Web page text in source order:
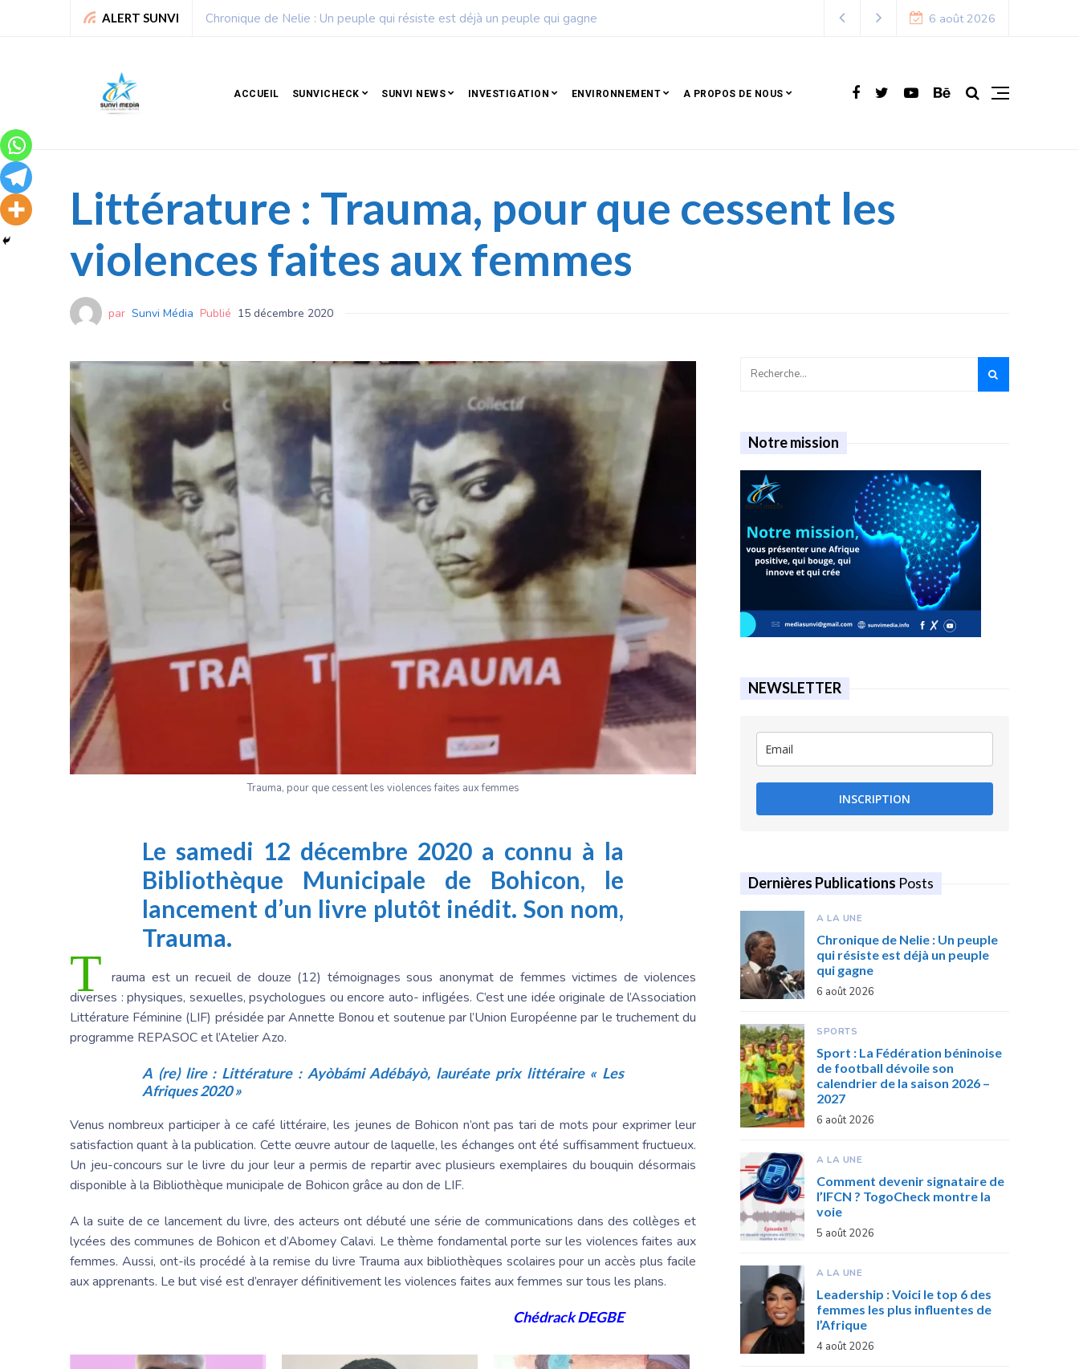
ALERT SUNVI Sport : La Fédération béninoise de football dévoile son calendrier de la saison 2026 – 2027 6 août 2026
ACCUEIL SUNVICHECK SUNVI NEWS INVESTIGATION ENVIRONNEMENT A PROPOS DE NOUS
Littérature : Trauma, pour que cessent les
violences faites aux femmes
par Sunvi Média Publié 15 décembre 2020
Trauma, pour que cessent les violences faites aux femmes
Le samedi 12 décembre 2020 a connu à la
Bibliothèque Municipale de Bohicon, le
lancement d’un livre plutôt inédit. Son nom,
Trauma.
T rauma est un recueil de douze (12) témoignages sous anonymat de femmes victimes de violences
diverses : physiques, sexuelles, psychologues ou encore auto- infligées. C’est une idée originale de l’Association
Littérature Féminine (LIF) présidée par Annette Bonou et soutenue par l’Union Européenne par le truchement du
programme REPASOC et l’Atelier Azo.
A (re) lire : Littérature : Ayòbámi Adébáyò, lauréate prix littéraire « Les
Afriques 2020 »
Venus nombreux participer à ce café littéraire, les jeunes de Bohicon n’ont pas tari de mots pour exprimer leur
satisfaction quant à la publication. Cette œuvre autour de laquelle, les échanges ont été suffisamment fructueux.
Un jeu-concours sur le livre du jour leur a permis de repartir avec plusieurs exemplaires du bouquin désormais
disponible à la Bibliothèque municipale de Bohicon grâce au don de LIF.
A la suite de ce lancement du livre, des acteurs ont débuté une série de communications dans des collèges et
lycées des communes de Bohicon et d’Abomey Calavi. Le thème fondamental porte sur les violences faites aux
femmes. Aussi, ont-ils procédé à la remise du livre Trauma aux bibliothèques scolaires pour un accès plus facile
aux apprenants. Le but visé est d’enrayer définitivement les violences faites aux femmes sur tous les plans.
Chédrack DEGBE
Notre mission
NEWSLETTER
INSCRIPTION
Dernières Publications Posts
A LA UNE
Chronique de Nelie : Un peuple
qui résiste est déjà un peuple
qui gagne
6 août 2026
SPORTS
Sport : La Fédération béninoise
de football dévoile son
calendrier de la saison 2026 –
2027
6 août 2026
A LA UNE
Comment devenir signataire de
l’IFCN ? TogoCheck montre la
voie
5 août 2026
A LA UNE
Leadership : Voici le top 6 des
femmes les plus influentes de
l’Afrique
4 août 2026